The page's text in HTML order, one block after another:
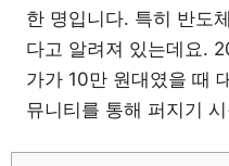
한 명입니다. 특히 반도
다고 알려져 있는데요.
가가 10만 원대였을 때
뮤니티를 통해 퍼지기